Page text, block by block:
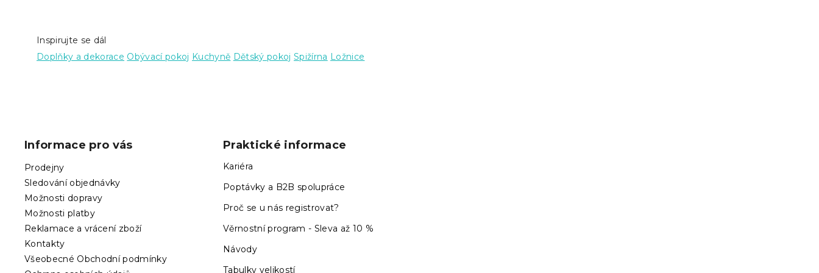
Inspirujte se dál
Doplňky a dekorace Obývací pokoj Kuchyně Dětský pokoj Spižírna Ložnice
Informace pro vás
Prodejny
Sledování objednávky
Možnosti dopravy
Možnosti platby
Reklamace a vrácení zboží
Kontakty
Všeobecné Obchodní podmínky
Praktické informace
Kariéra
Poptávky a B2B spolupráce
Proč se u nás registrovat?
Věrnostní program - Sleva až 10 %
Návody
Tabulky velikostí